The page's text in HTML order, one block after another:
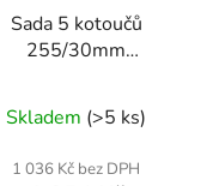
Sada 5 kotoučů
255/30mm
Skladem (>5 ks)
1 036 Kč bez DPH